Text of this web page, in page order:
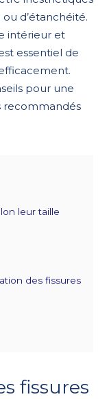
d’étanchéité.
intérieur et
essentiel de
pour une
recommandés
leur taille
des fissures
fissures